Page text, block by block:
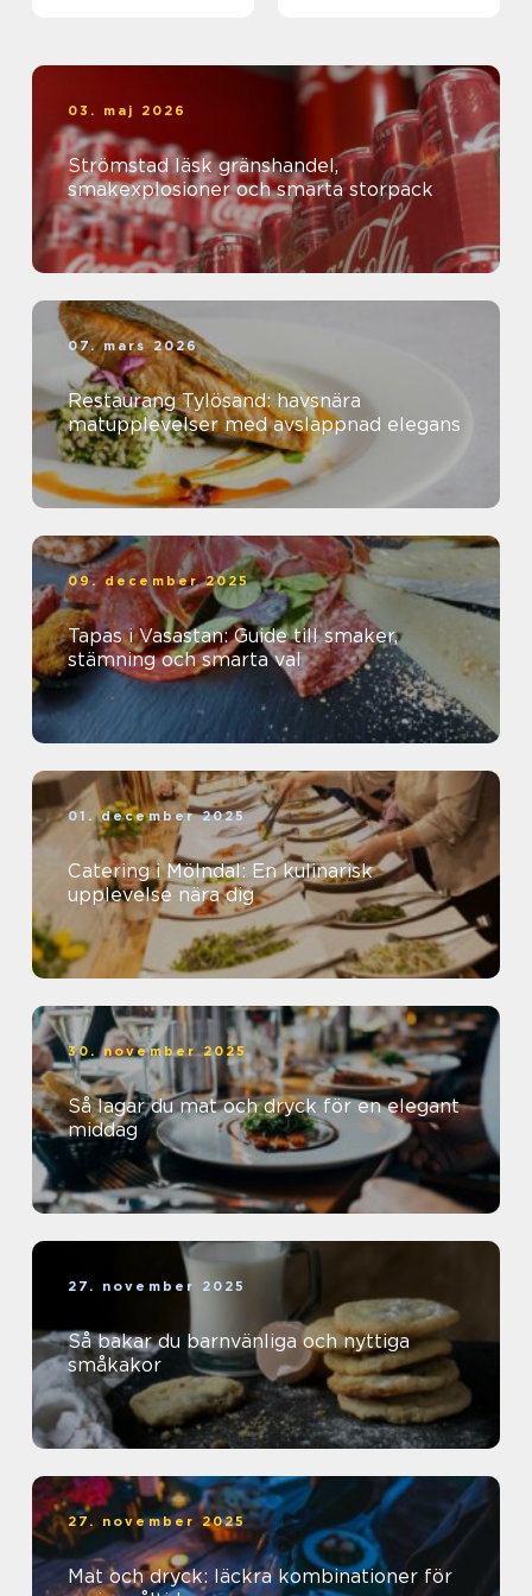
03. maj 2026
Strömstad läsk gränshandel,
smakexplosioner och smarta storpack
07. mars 2026
Restaurang Tylösand: havsnära
matupplevelser med avslappnad elegans
09. december 2025
Tapas i Vasastan: Guide till smaker,
stämning och smarta val
01. december 2025
Catering i Mölndal: En kulinarisk
upplevelse nära dig
30. november 2025
Så lagar du mat och dryck för en elegant
middag
27. november 2025
Så bakar du barnvänliga och nyttiga
småkakor
27. november 2025
Mat och dryck: läckra kombinationer för